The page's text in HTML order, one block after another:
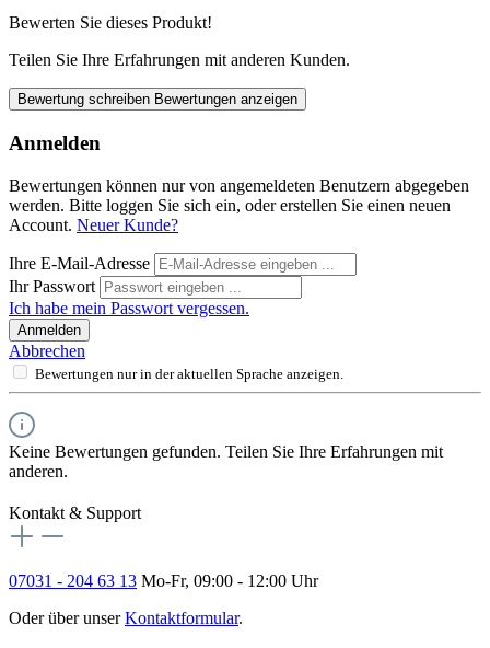
Bewerten Sie dieses Produkt!
Teilen Sie Ihre Erfahrungen mit anderen Kunden.
Bewertung schreiben Bewertungen anzeigen
Anmelden
Bewertungen können nur von angemeldeten Benutzern abgegeben
werden. Bitte loggen Sie sich ein, oder erstellen Sie einen neuen
Account. Neuer Kunde?
Ihre E-Mail-Adresse
Ihr Passwort
Ich habe mein Passwort vergessen.
Anmelden
Abbrechen
Bewertungen nur in der aktuellen Sprache anzeigen.
Keine Bewertungen gefunden. Teilen Sie Ihre Erfahrungen mit
anderen.
Kontakt & Support
07031 - 204 63 13 Mo-Fr, 09:00 - 12:00 Uhr
Oder über unserKontaktformular.